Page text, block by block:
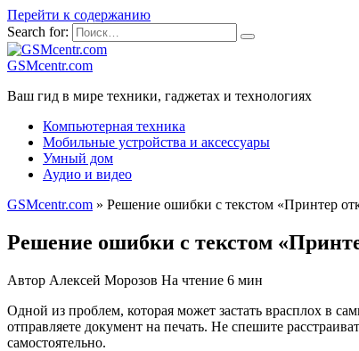
Перейти к содержанию
Search for:
GSMcentr.com
Ваш гид в мире техники, гаджетах и технологиях
Компьютерная техника
Мобильные устройства и аксессуары
Умный дом
Аудио и видео
GSMcentr.com » Решение ошибки с текстом «Принтер
Решение ошибки с текстом
Автор Алексей Морозов На чтение 6 мин
Одной из проблем, которая может застать врасплох в
отправляете документ на печать. Не спешите
самостоятельно.